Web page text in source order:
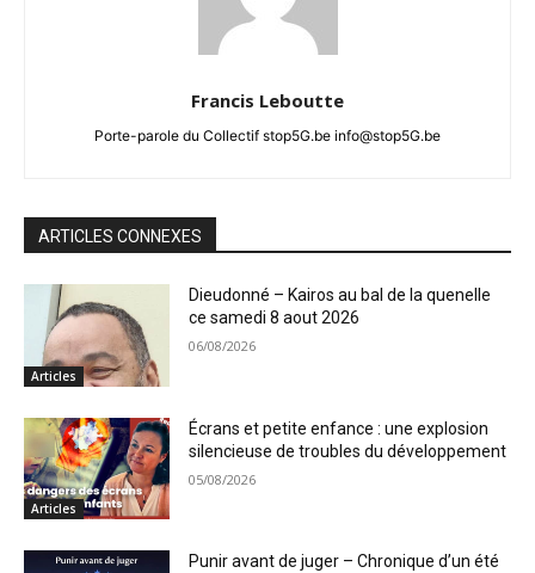
Francis Leboutte
Porte-parole du Collectif stop5G.be info@stop5G.be
ARTICLES CONNEXES
Articles
Dieudonné – Kairos au bal de la quenelle
ce samedi 8 aout 2026
06/08/2026
Articles
Écrans et petite enfance : une explosion
silencieuse de troubles du développement
05/08/2026
Punir avant de juger – Chronique d’un été